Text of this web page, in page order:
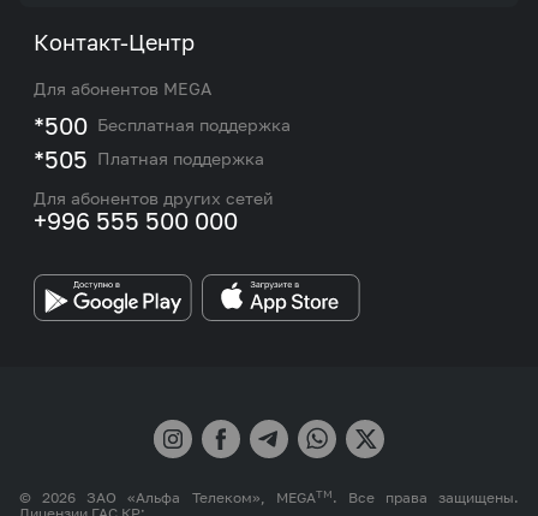
Роуминг и международные звонки
eSIM
Подбор номера
M2M
Контакты сотрудников отдела по работе с
корпоративными и VIP клиентами
О нас
Новости
Карта покрытия сети и центров обслуживания
Работа в MEGA
Бренд MEGA
Контакт-Центр
Для абонентов MEGA
*500 Бесплатная поддержка
*505 Платная поддержка
Для абонентов других сетей
+996 555 500 000
© 2026 ЗАО «Альфа Телеком», MEGATM. Все права защищены.